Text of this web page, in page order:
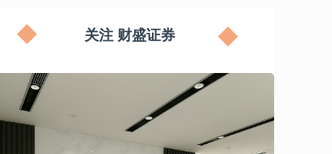
关注 财盛证券